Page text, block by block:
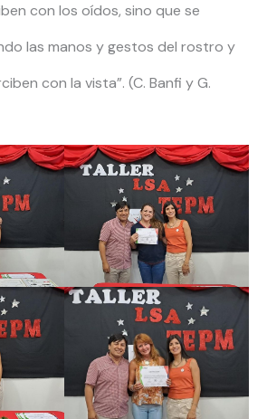
con los oídos, sino que se
las manos y gestos del rostro y
con la vista”. (C. Banfi y G.